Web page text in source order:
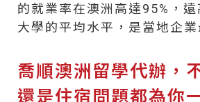
的就業率在澳洲高達95%，
大學的平均水平，是當地企業
喬順澳洲留學代辦，
還是住宿問題都為你